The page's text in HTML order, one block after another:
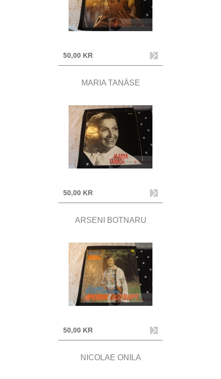
50,00 KR
MARIA TANÄSE
50,00 KR
ARSENI BOTNARU
50,00 KR
NICOLAE ONILA